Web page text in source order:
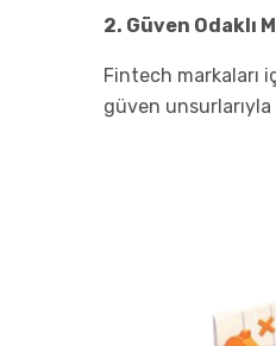
2. Güven Odaklı
Fintech markaları
güven